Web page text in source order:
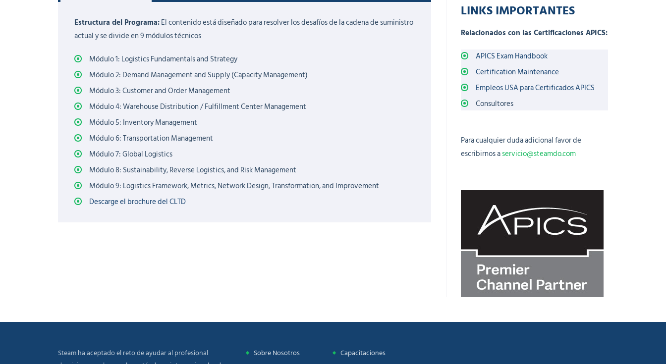
Estructura del Programa:El contenido está diseñado para resolver los desafíos de la cadena de suministro
actual y se divide en 9 módulos técnicos
Módulo 1: Logistics Fundamentals and Strategy
Módulo 2: Demand Management and Supply (Capacity Management)
Módulo 3: Customer and Order Management
Módulo 4: Warehouse Distribution / Fulfillment Center Management
Módulo 5: Inventory Management
Módulo 6: Transportation Management
Módulo 7: Global Logistics
Módulo 8: Sustainability, Reverse Logistics, and Risk Management
Módulo 9: Logistics Framework, Metrics, Network Design, Transformation, and Improvement
Descarge el brochure del CLTD
LINKS IMPORTANTES
Relacionados con las Certificaciones APICS:
APICS Exam Handbook
Certification Maintenance
Empleos USA para Certificados APICS
Consultores
Para cualquier duda adicional favor de
escribirnos aservicio@steamdo.com
Steam ha aceptado el reto de ayudar al profesional
Sobre Nosotros
Capacitaciones